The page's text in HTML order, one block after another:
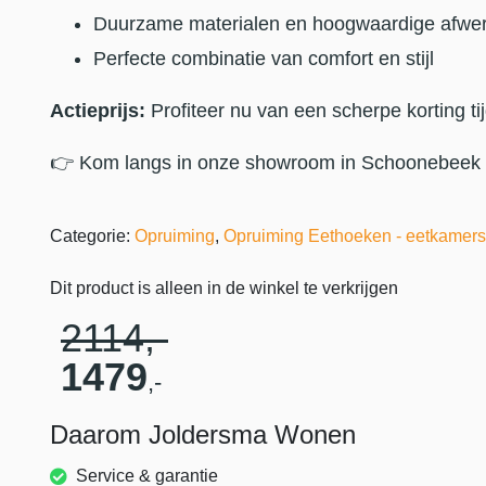
Duurzame materialen en hoogwaardige
Perfecte combinatie van comfort en stijl
Actieprijs: Profiteer nu van een scherpe korting
👉 Kom langs in onze showroom in
Categorie: Opruiming, Opruiming Eethoeken -
Dit product is alleen in de winkel te verkrijgen
2114,-
1479,-
Daarom Joldersma Wonen
Service & garantie